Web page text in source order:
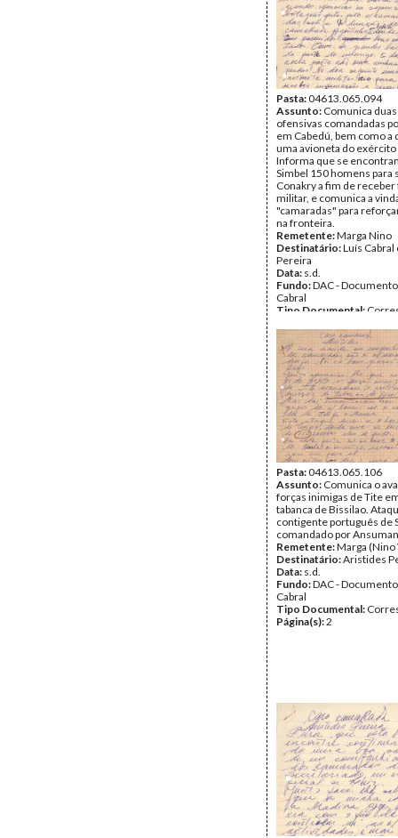
Pasta:04613.065.094
Assunto: Comunica
ofensivas comandadas
em Cabedú, bem como a
uma avioneta do
Informa que se
Simbel 150 homens para
Conakry a fim de
militar, e comunica a
"camaradas" para
na fronteira.
Remetente:Marga Nino
Destinatário:Luís
Pereira
Data: s.d.
Fundo:DAC -
Cabral
Tipo Documental:
Pasta:04613.065.106
Assunto: Comunica o
forças inimigas de Tite
tabanca de Bissilao.
contigente português de
comandado por
Remetente:Marga (Nino
Destinatário:Aristides
Data: s.d.
Fundo:DAC -
Cabral
Tipo Documental:
Página(s):2